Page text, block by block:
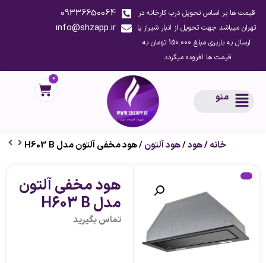
قیمت ها بر اساس تحویل درب کارخانه در
تهران میباشد جهت تحویل از انبار شیراز یا
ارسال به باربری مبلغ 150.000 تومان به
قیمت ها افزوده میگردد
09336650064
info@shzapp.ir
منو
0
خانه/هود/هود آلتون/ هود مخفی آلتون مدل H603 B
هود مخفی آلتون
مدل H603 B
تماس بگیرید